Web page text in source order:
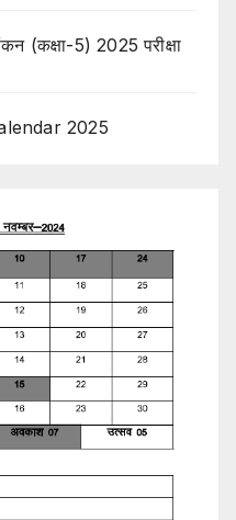
(कक्षा-5) 2025 परीक्षा
2025